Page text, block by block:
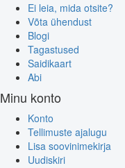
Ei leia, mida otsite?
Võta ühendust
Blogi
Tagastused
Saidikaart
Abi
Minu konto
Konto
Tellimuste ajalugu
Lisa soovinimekirja
Uudiskiri